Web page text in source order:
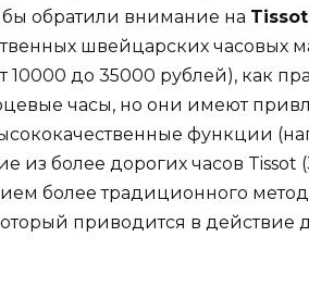
обратили внимание на Tissot
швейцарских часовых
10000 до 35000 рублей), как
часы, но они имеют
функции
из более дорогих часов
более традиционного
приводится в действие